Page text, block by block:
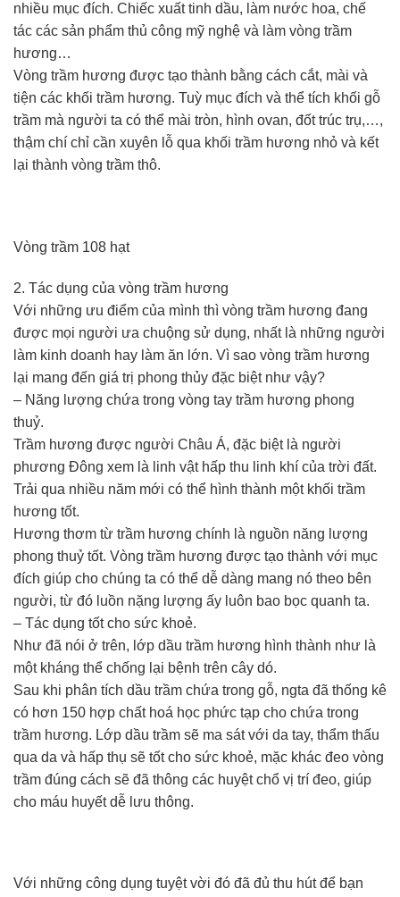
nhiều mục đích. Chiếc xuất tinh dầu, làm nước hoa, chế
tác các sản phẩm thủ công mỹ nghệ và làm vòng trầm
hương…
Vòng trầm hương được tạo thành bằng cách cắt, mài và
tiện các khối trầm hương. Tuỳ mục đích và thể tích khối gỗ
trầm mà người ta có thể mài tròn, hình ovan, đốt trúc trụ,…,
thậm chí chỉ cần xuyên lỗ qua khối trầm hương nhỏ và kết
lại thành vòng trầm thô.
Vòng trầm 108 hạt
2. Tác dụng của vòng trầm hương
Với những ưu điểm của mình thì vòng trầm hương đang
được mọi người ưa chuộng sử dụng, nhất là những người
làm kinh doanh hay làm ăn lớn. Vì sao vòng trầm hương
lại mang đến giá trị phong thủy đặc biệt như vậy?
– Năng lượng chứa trong vòng tay trầm hương phong
thuỷ.
Trầm hương được người Châu Á, đặc biệt là người
phương Đông xem là linh vật hấp thu linh khí của trời đất.
Trải qua nhiều năm mới có thể hình thành một khối trầm
hương tốt.
Hương thơm từ trầm hương chính là nguồn năng lượng
phong thuỷ tốt. Vòng trầm hương được tạo thành với mục
đích giúp cho chúng ta có thể dễ dàng mang nó theo bên
người, từ đó luồn nặng lượng ấy luôn bao bọc quanh ta.
– Tác dụng tốt cho sức khoẻ.
Như đã nói ở trên, lớp dầu trầm hương hình thành như là
một kháng thể chống lại bệnh trên cây dó.
Sau khi phân tích dầu trầm chứa trong gỗ, ngta đã thống kê
có hơn 150 hợp chất hoá học phức tạp cho chứa trong
trầm hương. Lớp dầu trầm sẽ ma sát với da tay, thẩm thấu
qua da và hấp thụ sẽ tốt cho sức khoẻ, mặc khác đeo vòng
trầm đúng cách sẽ đã thông các huyệt chổ vị trí đeo, giúp
cho máu huyết dễ lưu thông.
Với những công dụng tuyệt vời đó đã đủ thu hút để bạn